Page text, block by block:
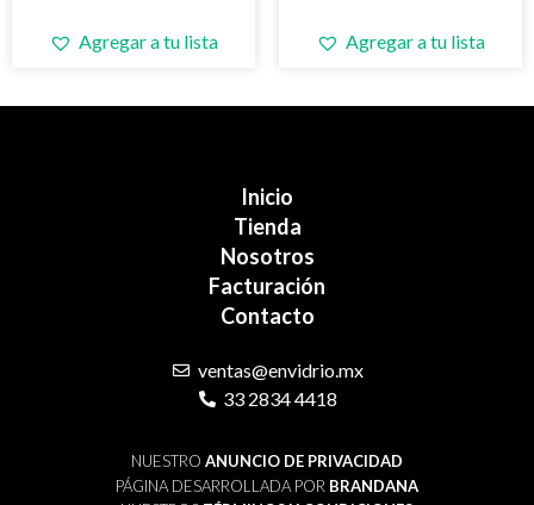
Agregar a tu lista Agregar a tu lista
Inicio
Tienda
Nosotros
Facturación
Contacto
ventas@envidrio.mx
33 2834 4418
NUESTRO ANUNCIO DE PRIVACIDAD
PÁGINA DESARROLLADA POR BRANDANA